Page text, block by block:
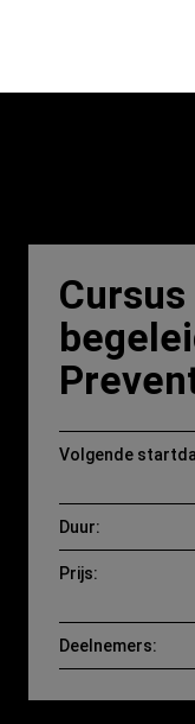
Volgende
Duur:
Prijs:
Deelnemers: